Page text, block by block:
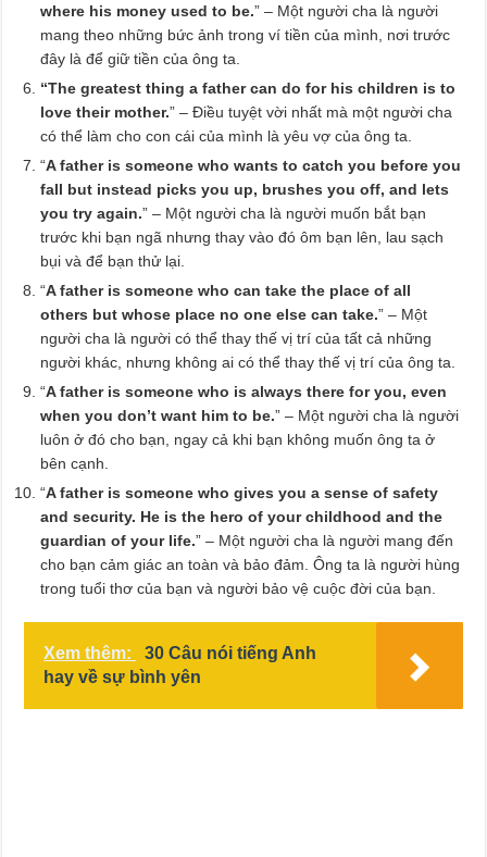
where his money used to be.” – Một người cha là người
mang theo những bức ảnh trong ví tiền của mình, nơi trước
đây là để giữ tiền của ông ta.
“The greatest thing a father can do for his children is to
love their mother.” – Điều tuyệt vời nhất mà một người cha
có thể làm cho con cái của mình là yêu vợ của ông ta.
“A father is someone who wants to catch you before you
fall but instead picks you up, brushes you off, and lets
you try again.” – Một người cha là người muốn bắt bạn
trước khi bạn ngã nhưng thay vào đó ôm bạn lên, lau sạch
bụi và để bạn thử lại.
“A father is someone who can take the place of all
others but whose place no one else can take.” – Một
người cha là người có thể thay thế vị trí của tất cả những
người khác, nhưng không ai có thể thay thế vị trí của ông ta.
“A father is someone who is always there for you, even
when you don’t want him to be.” – Một người cha là người
luôn ở đó cho bạn, ngay cả khi bạn không muốn ông ta ở
bên cạnh.
“A father is someone who gives you a sense of safety
and security. He is the hero of your childhood and the
guardian of your life.” – Một người cha là người mang đến
cho bạn cảm giác an toàn và bảo đảm. Ông ta là người hùng
trong tuổi thơ của bạn và người bảo vệ cuộc đời của bạn.
Xem thêm:
30 Câu nói tiếng Anh
hay về sự bình yên